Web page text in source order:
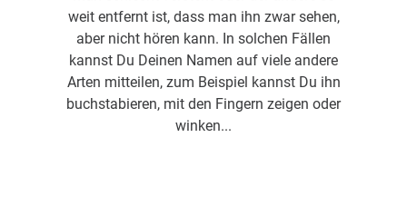
weit entfernt ist, dass man ihn zwar sehen,
aber nicht hören kann. In solchen Fällen
kannst Du Deinen Namen auf viele andere
Arten mitteilen, zum Beispiel kannst Du ihn
buchstabieren, mit den Fingern zeigen oder
winken...